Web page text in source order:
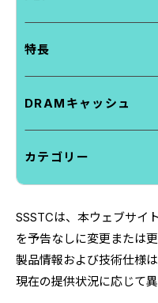
特長
DRAMキャッシュ
カテゴリー
SSSTCは、 本ウェブサイ
を予告なしに変更 または
製品情報および技術仕様は
現在の提供状況に応じて